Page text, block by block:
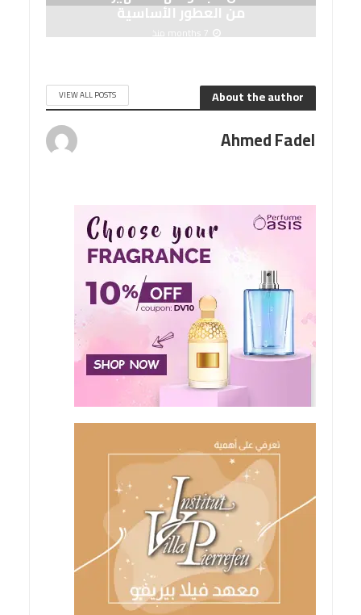
من العطور الأساسية
7 months منذ
About the author
VIEW ALL POSTS
Ahmed Fadel